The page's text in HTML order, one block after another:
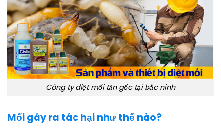
Công ty diệt mối tận gốc tại bắc ninh
Mối gây ra tác hại như thế nào?